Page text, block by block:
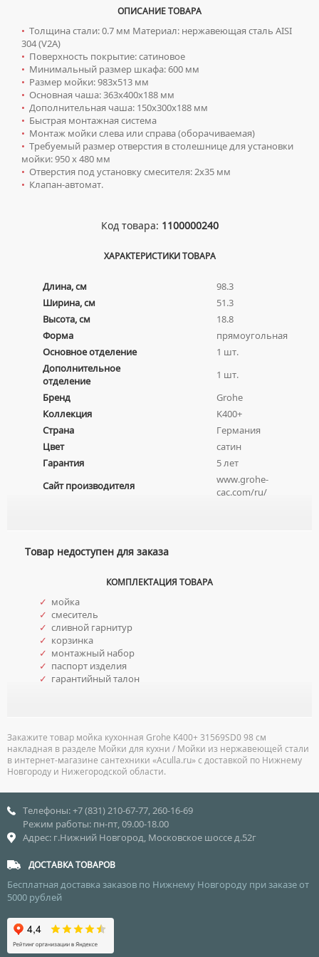
ОПИСАНИЕ ТОВАРА
• Толщина стали: 0.7 мм Материал: нержавеющая сталь AISI
304 (V2A)
• Поверхность покрытие: сатиновое
• Минимальный размер шкафа: 600 мм
• Размер мойки: 983x513 мм
• Основная чаша: 363x400x188 мм
• Дополнительная чаша: 150x300x188 мм
• Быстрая монтажная система
• Монтаж мойки слева или справа (оборачиваемая)
• Требуемый размер отверстия в столешнице для установки
мойки: 950 x 480 мм
• Отверстия под установку смесителя: 2x35 мм
• Клапан-автомат.
Код товара: 1100000240
ХАРАКТЕРИСТИКИ ТОВАРА
Длина, см
98.3
Ширина, см
51.3
Высота, см
18.8
Форма
прямоугольная
Основное отделение
1 шт.
Дополнительное
отделение
1 шт.
Бренд
Grohe
Коллекция
K400+
Страна
Германия
Цвет
сатин
Гарантия
5 лет
Сайт производителя
www.grohe-
cac.com/ru/
Товар недоступен для заказа
КОМПЛЕКТАЦИЯ ТОВАРА
✓ мойка
✓ смеситель
✓ сливной гарнитур
✓ корзинка
✓ монтажный набор
✓ паспорт изделия
✓ гарантийный талон
Закажите товар мойка кухонная Grohe K400+ 31569SD0 98 см
накладная в разделе Мойки для кухни / Мойки из нержавеющей стали
в интернет-магазине сантехники «Aculla.ru» с доставкой по Нижнему
Новгороду и Нижегородской области.
ШКАФЫ НАВЕСНЫЕ
СИФОНЫ ДЛЯ КУХОННЫХ МОЕК
Писсуары
ДЛЯ МУЖЧИН
СИФОНЫ ДЛЯ ПИССУАРОВ
СМЫВНЫЕ УСТРОЙСТВА ДЛЯ ПИССУАРОВ
Полотенцесушители
ВОДЯНЫЕ ПОЛОТЕНЦЕСУШИТЕЛИ
ЭЛЕКТРИЧЕСКИЕ ПОЛОТЕНЦЕСУШИТЕЛИ
КОМПЛЕКТУЮЩИЕ ДЛЯ ПОЛОТЕНЦЕСУШИТЕЛЕЙ
Радиаторы отопления
АЛЮМИНИЕВЫЕ РАДИАТОРЫ
БИМЕТАЛЛИЧЕСКИЕ РАДИАТОРЫ
СТАЛЬНЫЕ РАДИАТОРЫ
Ревизионные люки
ЛЮКИ ПОД ПЛИТКУ
ЛЮКИ ПОД ПОКРАСКУ
Сантехника для МГН
ИНСТАЛЛЯЦИИ ДЛЯ МГН
СМЕСИТЕЛИ ДЛЯ МГН
Смесители
СМЕСИТЕЛИ ДЛЯ ВАННЫ
СМЕСИТЕЛИ ДЛЯ ДУША
СМЕСИТЕЛИ ДЛЯ УМЫВАЛЬНИКА
СМЕСИТЕЛИ МОНО
СМЕСИТЕЛИ НА БОРТ ВАННЫ
ТЕРМОСТАТИЧЕСКИЕ СМЕСИТЕЛИ
ЦВЕТНЫЕ СМЕСИТЕЛИ
УГЛОВЫЕ ВЕНТИЛЯ ДЛЯ СМЕСИТЕЛЕЙ
ДЛЯ ДУШЕВЫХ ПОДДОНОВ
ДЛЯ УМЫВАЛЬНИКОВ
АВТОМАТИЧЕСКИЕ СУШИЛКИ ДЛЯ РУК
НАЖИМНЫЕ СУШИЛКИ ДЛЯ РУК
ПОГРУЖНЫЕ СУШИЛКИ ДЛЯ РУК
ВРЕЗНЫЕ УМЫВАЛЬНИКИ
ДВОЙНЫЕ УМЫВАЛЬНИКИ
МЕБЕЛЬНЫЕ УМЫВАЛЬНИКИ
НАКЛАДНЫЕ УМЫВАЛЬНИКИ
ПОДВЕСНЫЕ УМЫВАЛЬНИКИ
УМЫВАЛЬНИКИ НАД СТИРАЛЬНЫМИ МАШИНАМИ
УМЫВАЛЬНИКИ С ПЬЕДЕСТАЛАМИ
ПЬЕДЕСТАЛЫ ДЛЯ УМЫВАЛЬНИКОВ
ПОЛУПЬЕДЕСТАЛЫ ДЛЯ УМЫВАЛЬНИКОВ
Унитазы
ПОДВЕСНЫЕ УНИТАЗЫ
ПРИСТАВНЫЕ УНИТАЗЫ
УНИТАЗЫ-КОМПАКТЫ
УНИТАЗЫ С БИДЕТКОЙ
КРЫШКИ-СИДЕНЬЯ
КОМПЛЕКТУЮЩИЕ ДЛЯ УНИТАЗОВ
Телефоны: +7 (831) 210-67-77, 260-16-69
Режим работы: пн-пт, 09.00-18.00
Адрес: г.Нижний Новгород, Московское шоссе д.52г
ДОСТАВКА ТОВАРОВ
Бесплатная доставка заказов по Нижнему Новгороду при заказе от
5000 рублей